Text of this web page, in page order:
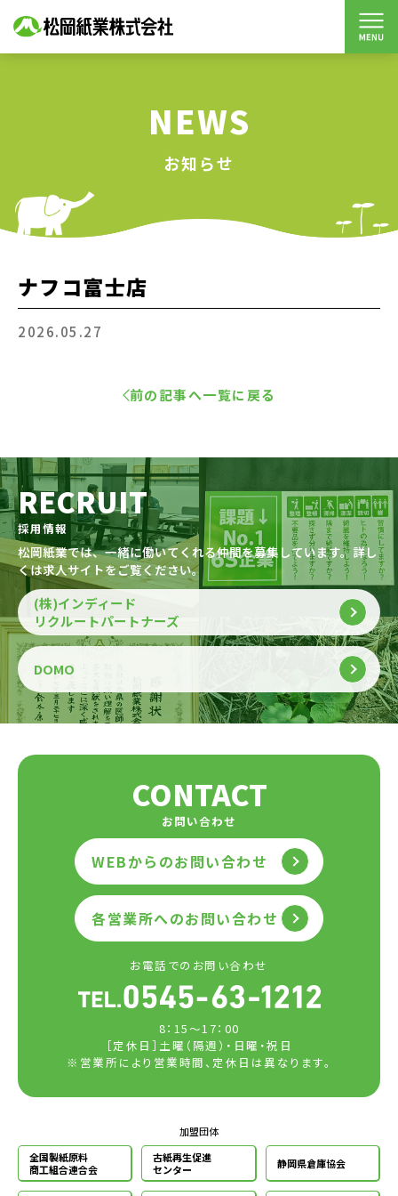
NEWS
お知らせ
ナフコ富士店
2026.05.27
前の記事へ一覧に戻る
RECRUIT
採用情報
松岡紙業では、一緒に働いてくれる仲間を募集しています。詳し
くは求人サイトをご覧ください。
(株)インディード
リクルートパートナーズ
DOMO
CONTACT
お問い合わせ
WEBからのお問い合わせ
各営業所へのお問い合わせ
お電話でのお問い合わせ
8：15～17：00
［定休日］土曜（隔週）・日曜・祝日
※営業所により営業時間、定休日は異なります。
加盟団体
全国製紙原料
商工組合連合会
古紙再生促進
センター
静岡県倉庫協会